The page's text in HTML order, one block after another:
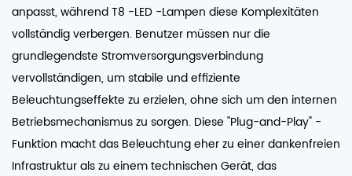
anpasst, während T8 -LED -Lampen diese Komplexitäten
vollständig verbergen. Benutzer müssen nur die
grundlegendste Stromversorgungsverbindung
vervollständigen, um stabile und effiziente
Beleuchtungseffekte zu erzielen, ohne sich um den internen
Betriebsmechanismus zu sorgen. Diese "Plug-and-Play" -
Funktion macht das Beleuchtung eher zu einer dankenfreien
Infrastruktur als zu einem technischen Gerät, das